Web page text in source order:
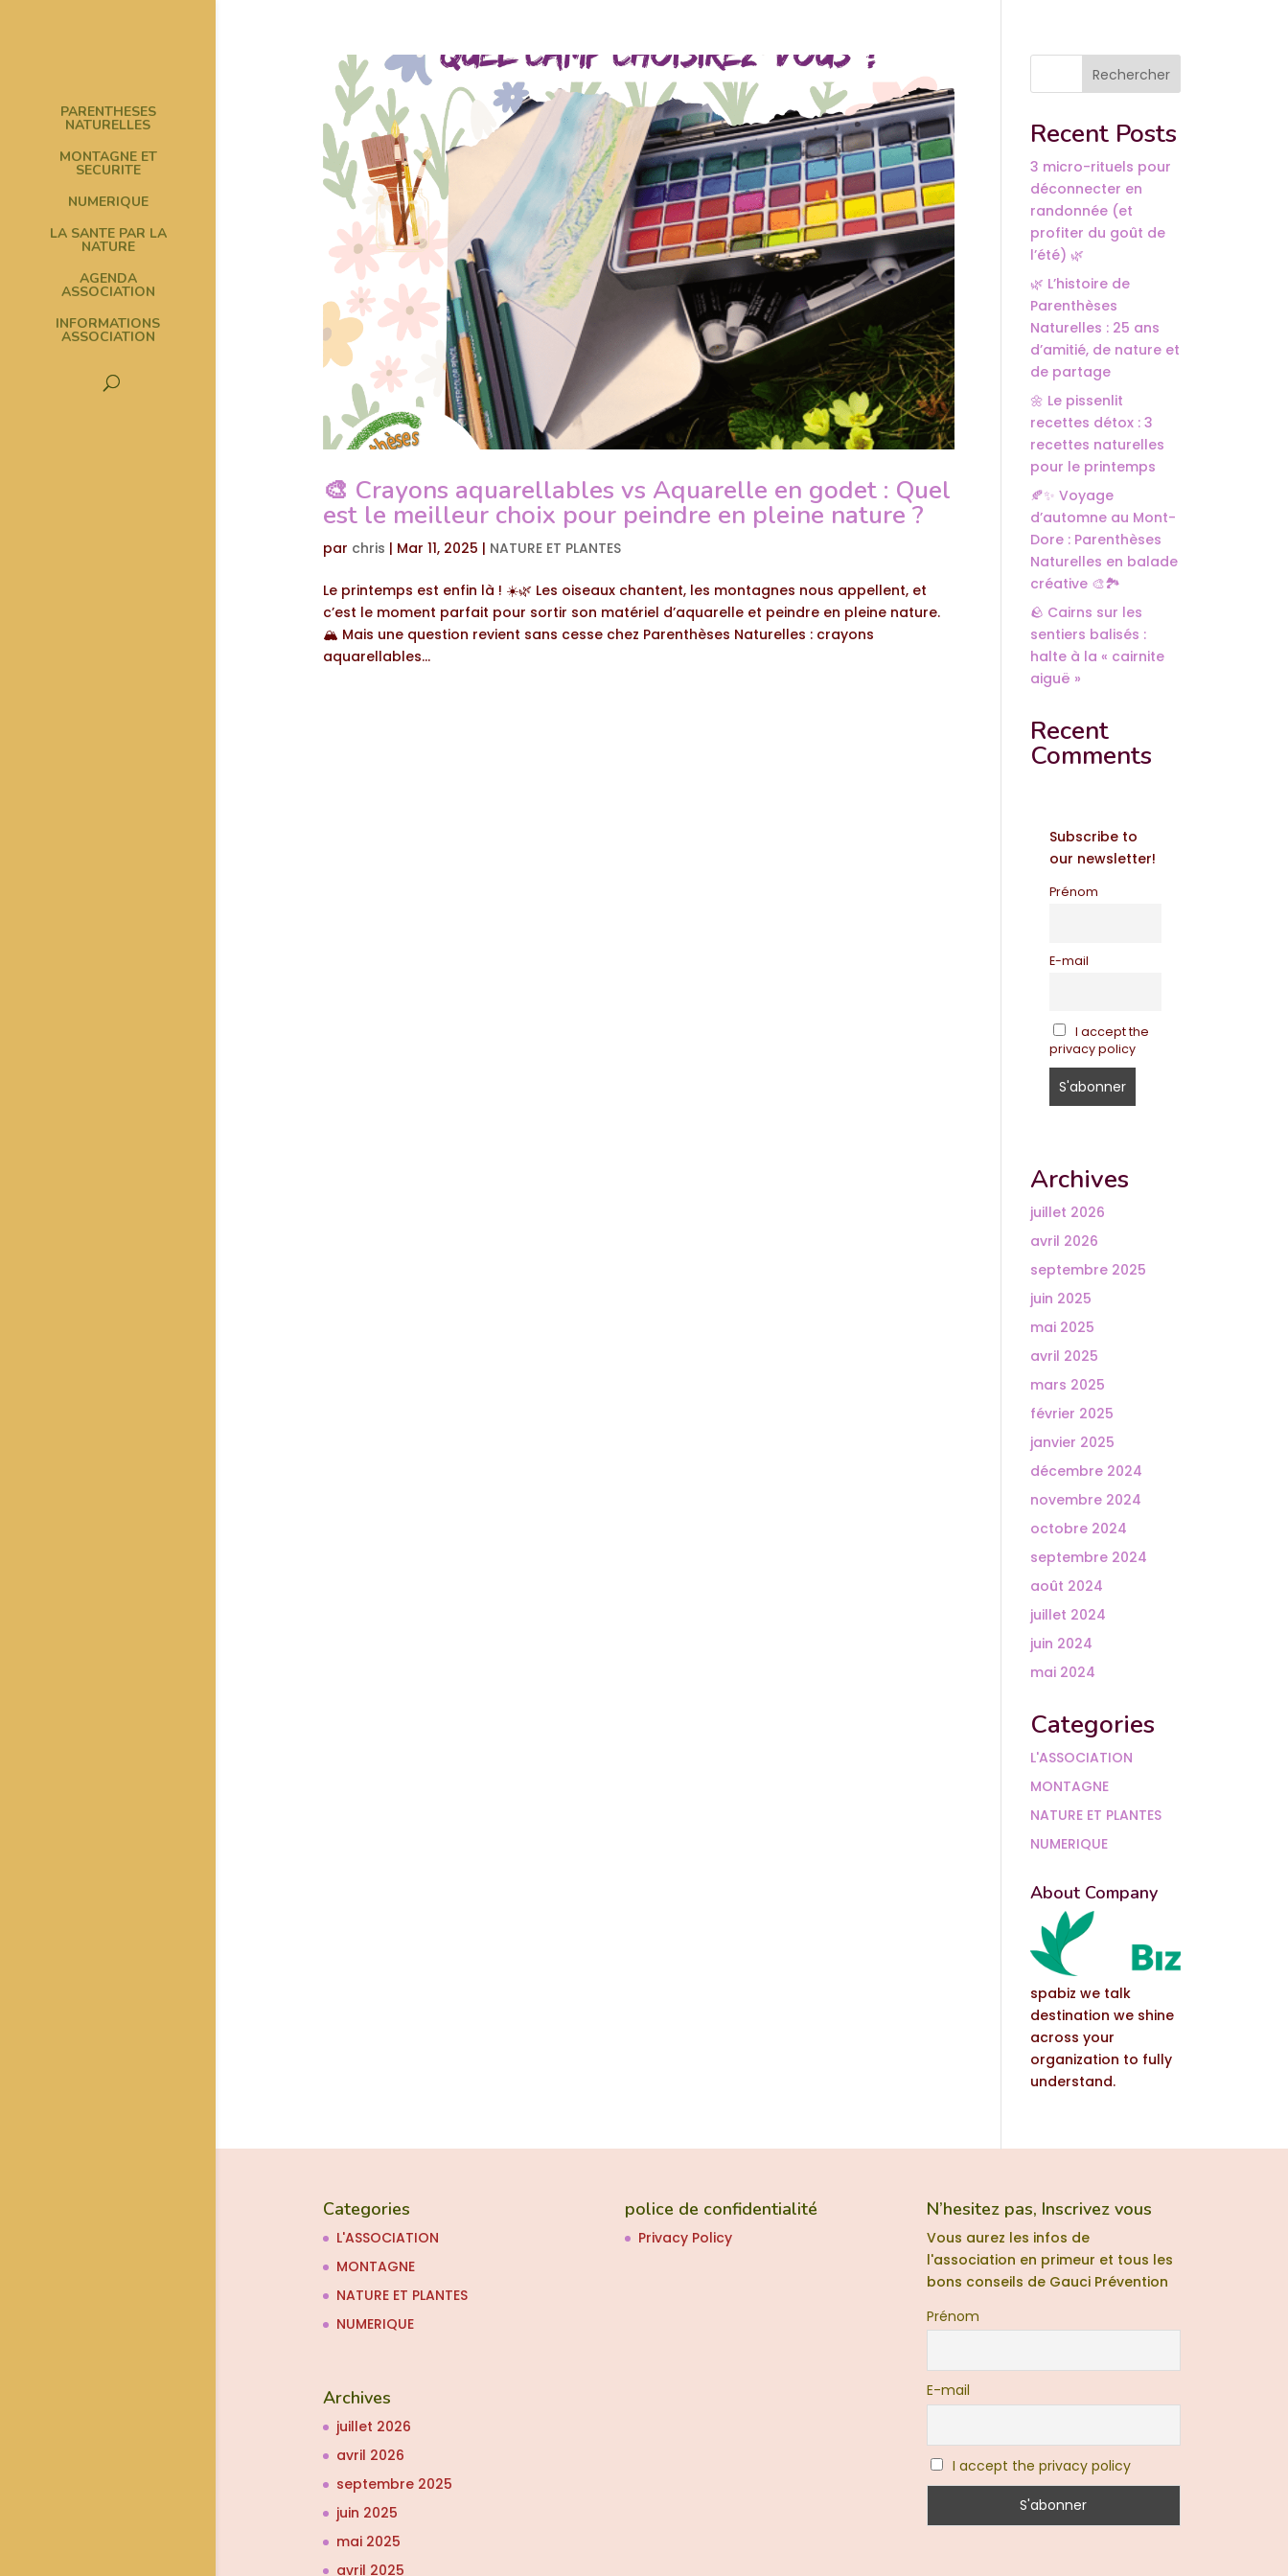
PARENTHESES
NATURELLES
MONTAGNE ET
SECURITE
NUMERIQUE
LA SANTE PAR LA
NATURE
AGENDA
ASSOCIATION
INFORMATIONS
ASSOCIATION
🎨 Crayons aquarellables vs Aquarelle en godet : Quel
est le meilleur choix pour peindre en pleine nature ?
par chris | Mar 11, 2025 | NATURE ET PLANTES
Le printemps est enfin là ! ☀️🌿 Les oiseaux chantent, les montagnes nous appellent, et
c’est le moment parfait pour sortir son matériel d’aquarelle et peindre en pleine nature.
🏔️ Mais une question revient sans cesse chez Parenthèses Naturelles : crayons
aquarellables...
Rechercher
Recent Posts
3 micro-rituels pour
déconnecter en
randonnée (et
profiter du goût de
l’été) 🌿
🌿 L’histoire de
Parenthèses
Naturelles : 25 ans
d’amitié, de nature et
de partage
🌼 Le pissenlit
recettes détox : 3
recettes naturelles
pour le printemps
🍂✨ Voyage
d’automne au Mont-
Dore : Parenthèses
Naturelles en balade
créative 🎨🏞️
🪨 Cairns sur les
sentiers balisés :
halte à la « cairnite
aiguë »
Recent
Comments
Subscribe to
our newsletter!
Prénom
E-mail
I accept the
privacy policy
Archives
juillet 2026
avril 2026
septembre 2025
juin 2025
mai 2025
avril 2025
mars 2025
février 2025
janvier 2025
décembre 2024
novembre 2024
octobre 2024
septembre 2024
août 2024
juillet 2024
juin 2024
mai 2024
Categories
L'ASSOCIATION
MONTAGNE
NATURE ET PLANTES
NUMERIQUE
About Company
spabiz we talk
destination we shine
across your
organization to fully
understand.
Categories
L'ASSOCIATION
MONTAGNE
NATURE ET PLANTES
NUMERIQUE
Archives
juillet 2026
avril 2026
septembre 2025
juin 2025
mai 2025
avril 2025
police de confidentialité
Privacy Policy
N’hesitez pas, Inscrivez vous
Vous aurez les infos de
l'association en primeur et tous les
bons conseils de Gauci Prévention
Prénom
E-mail
I accept the privacy policy